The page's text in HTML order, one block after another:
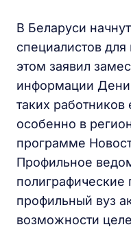
В Беларуси
специалистов
этом заявил
информации
таких работников
особенно в
программе
Профильное
полиграфические
профильный вуз
возможности